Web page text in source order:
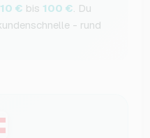
10 € bis 100 € . Du
- rund